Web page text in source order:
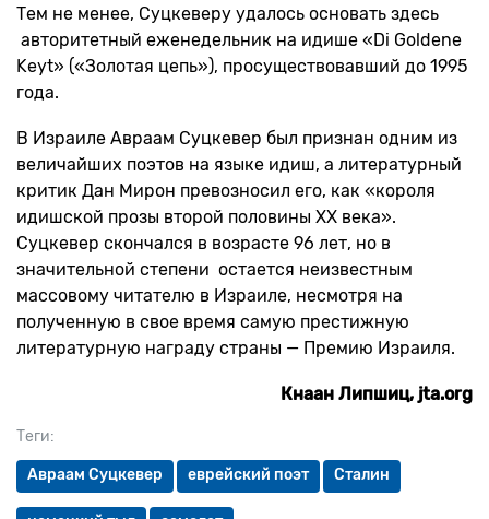
Теги:
Авраам Суцкевер еврейский поэт Сталин
Тем не менее, Суцкеверу удалось основать здесь
авторитетный еженедельник на идише «Di Goldene
Keyt» («Золотая цепь»), просуществовавший до 1995
года.
В Израиле Авраам Суцкевер был признан одним из
величайших поэтов на языке идиш, а литературный
критик Дан Мирон превозносил его, как «короля
идишской прозы второй половины XX века».
Суцкевер скончался в возрасте 96 лет, но в
значительной степени остается неизвестным
массовому читателю в Израиле, несмотря на
полученную в свое время самую престижную
литературную награду страны — Премию Израиля.
Кнаан Липшиц, jta.org